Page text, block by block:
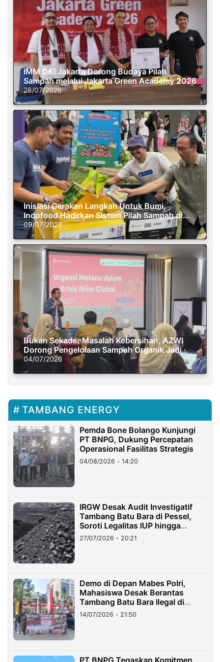
IMM DKI Jakarta Dorong Budaya Pilah
Sampah melalui Jakarta Green Academy 2026
28/07/2026
Inisiasi Gerakan Langkah Untuk Bumi,
Indofood Hadirkan Sistem Pilah Sampah di
Semasa Piknik
09/07/2026
Bukan Sekadar Masalah Kebersihan, AZWI
Dorong Pengelolaan Sampah Organik Jadi
Solusi Krisis Iklim
04/07/2026
TAMBANG ENERGY
Pemda Bone Bolango Kunjungi
PT BNPG, Dukung Percepatan
Operasional Fasilitas Strategis
04/08/2026 - 14:20
IRGW Desak Audit Investigatif
Tambang Batu Bara di Pessel,
Soroti Legalitas IUP hingga
Stockpile
27/07/2026 - 20:21
Demo di Depan Mabes Polri,
Mahasiswa Desak Berantas
Tambang Batu Bara Ilegal di
Lampung
14/07/2026 - 21:50